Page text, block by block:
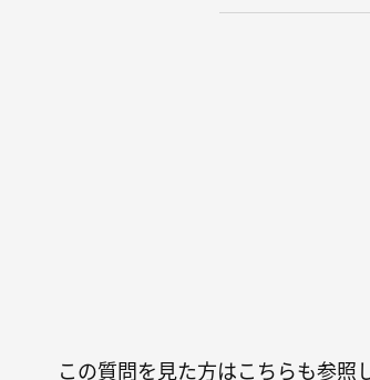
この質問を見た方はこちらも参照